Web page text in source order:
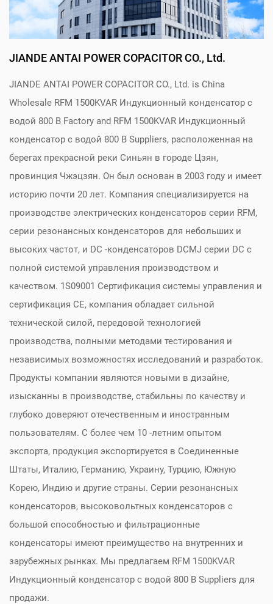
JIANDE ANTAI POWER COPACITOR CO., Ltd.
JIANDE ANTAI POWER COPACITOR CO., Ltd. is China
Wholesale RFM 1500KVAR Индукционный конденсатор с
водой 800 В Factory and RFM 1500KVAR Индукционный
конденсатор с водой 800 В Suppliers, расположенная на
берегах прекрасной реки Синьян в городе Цзян,
провинция Чжэцзян. Он был основан в 2003 году и имеет
историю почти 20 лет. Компания специализируется на
производстве электрических конденсаторов серии RFM,
серии резонансных конденсаторов для небольших и
высоких частот, и DC -конденсаторов DCMJ серии DC с
полной системой управления производством и
качеством. 1S09001 Сертификация системы управления и
сертификация CE, компания обладает сильной
технической силой, передовой технологией
производства, полными методами тестирования и
независимых возможностях исследований и разработок.
Продукты компании являются новыми в дизайне,
изысканны в производстве, стабильны по качеству и
глубоко доверяют отечественным и иностранным
пользователям. С более чем 10 -летним опытом
экспорта, продукция экспортируется в Соединенные
Штаты, Италию, Германию, Украину, Турцию, Южную
Корею, Индию и другие страны. Серии резонансных
конденсаторов, высоковольтных конденсаторов с
большой способностью и фильтрационные
конденсаторы имеют преимущество на внутренних и
зарубежных рынках. Мы предлагаем RFM 1500KVAR
Индукционный конденсатор с водой 800 В Suppliers для
продажи.